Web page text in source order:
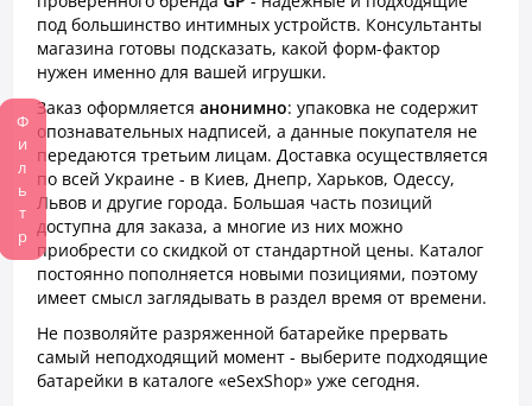
Фильтр
под большинство интимных устройств. Консультанты
магазина готовы подсказать, какой форм-фактор
нужен именно для вашей игрушки.
Заказ оформляется анонимно: упаковка не содержит
опознавательных надписей, а данные покупателя не
передаются третьим лицам. Доставка осуществляется
по всей Украине - в Киев, Днепр, Харьков, Одессу,
Львов и другие города. Большая часть позиций
доступна для заказа, а многие из них можно
приобрести со скидкой от стандартной цены. Каталог
постоянно пополняется новыми позициями, поэтому
имеет смысл заглядывать в раздел время от времени.
Не позволяйте разряженной батарейке прервать
самый неподходящий момент - выберите подходящие
батарейки в каталоге «eSexShop» уже сегодня.